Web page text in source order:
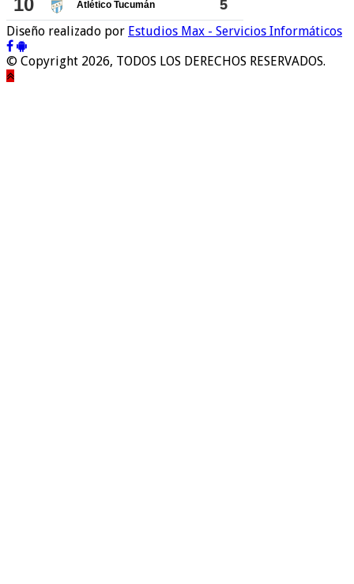
Diseño realizado por Estudios Max - Servicios Informáticos
© Copyright 2026, TODOS LOS DERECHOS RESERVADOS.